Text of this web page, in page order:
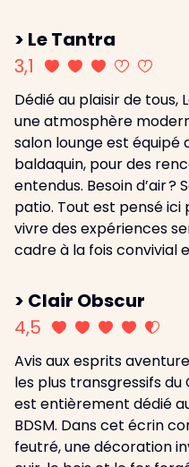
> Le Tantra
3,1
Dédié au plaisir de tous,
une atmosphère
salon lounge est
baldaquin, pour des
entendus. Besoin d’air
patio. Tout est pensé
vivre des expériences
cadre à la fois convivial
> Clair Obscur
4,5
Avis aux esprits
les plus transgressifs du
est entièrement dédié
BDSM. Dans cet écrin
feutré, une décoration